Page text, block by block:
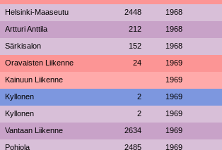
Helsinki-Maaseutu 2448 1968
Artturi Anttila 212 1968
Särkisalon 152 1968
Oravaisten Liikenne 24 1969
Kainuun Liikenne 1969
Kyllonen 2 1969
Kyllonen 2 1969
Vantaan Liikenne 2634 1969
Pohjola 2485 1969